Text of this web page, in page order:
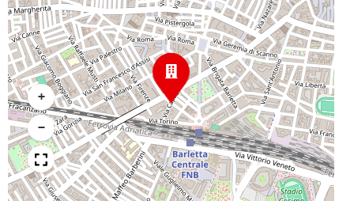
+
−